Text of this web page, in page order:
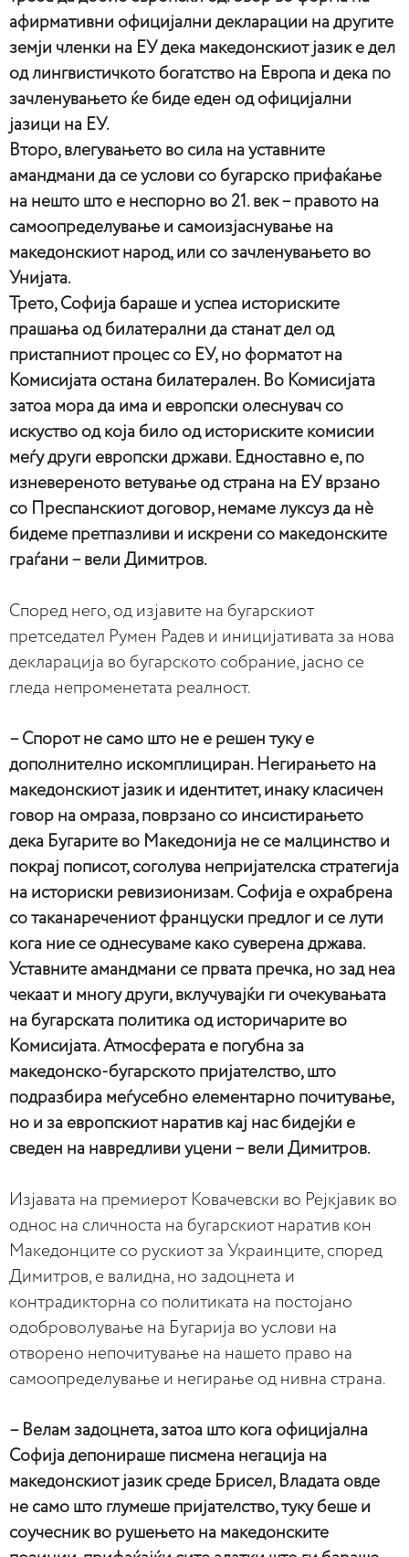
афирмативни официјални декларации на другите
земји членки на ЕУ дека македонскиот јазик е дел
од лингвистичкото богатство на Европа и дека по
зачленувањето ќе биде еден од официјални
јазици на ЕУ.
Второ, влегувањето во сила на уставните
амандмани да се услови со бугарско прифаќање
на нешто што е неспорно во 21. век – правото на
самоопределување и самоизјаснување на
македонскиот народ, или со зачленувањето во
Унијата.
Трето, Софија бараше и успеа историските
прашања од билатерални да станат дел од
пристапниот процес со ЕУ, но форматот на
Комисијата остана билатерален. Во Комисијата
затоа мора да има и европски олеснувач со
искуство од која било од историските комисии
меѓу други европски држави. Едноставно е, по
изневереното ветување од страна на ЕУ врзано
со Преспанскиот договор, немаме луксуз да нѐ
бидеме претпазливи и искрени со македонските
граѓани – вели Димитров.
Според него, од изјавите на бугарскиот
претседател Румен Радев и иницијативата за нова
декларација во бугарското собрание, јасно се
гледа непроменетата реалност.
– Спорот не само што не е решен туку е
дополнително искомплициран. Негирањето на
македонскиот јазик и идентитет, инаку класичен
говор на омраза, поврзано со инсистирањето
дека Бугарите во Македонија не се малцинство и
покрај пописот, соголува непријателска стратегија
на историски ревизионизам. Софија е охрабрена
со таканаречениот француски предлог и се лути
кога ние се однесуваме како суверена држава.
Уставните амандмани се првата пречка, но зад неа
чекаат и многу други, вклучувајќи ги очекувањата
на бугарската политика од историчарите во
Комисијата. Атмосферата е погубна за
македонско-бугарското пријателство, што
подразбира меѓусебно елементарно почитување,
но и за европскиот наратив кај нас бидејќи е
сведен на навредливи уцени – вели Димитров.
Изјавата на премиерот Ковачевски во Рејкјавик во
однос на сличноста на бугарскиот наратив кон
Македонците со рускиот за Украинците, според
Димитров, е валидна, но задоцнета и
контрадикторна со политиката на постојано
одоброволување на Бугарија во услови на
отворено непочитување на нашето право на
самоопределување и негирање од нивна страна.
– Велам задоцнета, затоа што кога официјална
Софија депонираше писмена негација на
македонскиот јазик среде Брисел, Владата овде
не само што глумеше пријателство, туку беше и
соучесник во рушењето на македонските